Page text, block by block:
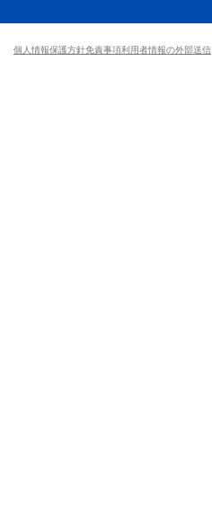
個人情報保護方針免責事項利用者情報の外部送信